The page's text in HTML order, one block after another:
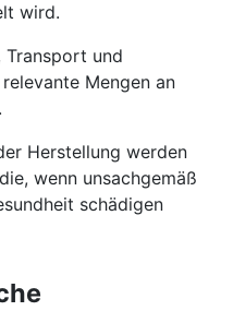
wird.
Transport und
Mengen an
Herstellung werden
wenn unsachgemäß
schädigen